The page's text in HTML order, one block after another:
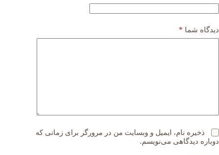
دیدگاه شما *
ذخیره نام، ایمیل و وبسایت من در مرورگر برای زمانی که
دوباره دیدگاهی می‌نویسم.